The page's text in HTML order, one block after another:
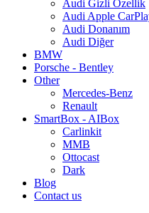
Audi Gizli Özellik
Audi Apple
Audi Donanım
Audi Diğer
BMW
Porsche - Bentley
Other
Mercedes-Benz
Renault
SmartBox - AIBox
Carlinkit
MMB
Ottocast
Dark
Blog
Contact us